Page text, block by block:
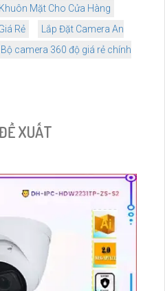
Mặt Cho Cửa Hàng
Rẻ
Lắp Đặt Camera An
Bộ camera 360 độ giá rẻ chính
XUẤT